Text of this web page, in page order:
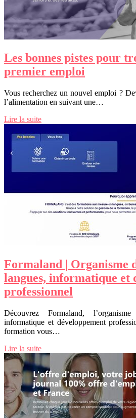
Les bonnes pistes pour
premier emploi
Vous recherchez un nouvel emploi ?
l’alimentation en suivant une…
Lire la suite
Formaland | Organisme
langues, infor­mati­que et
profes­sion­nel
Découvrez Formaland,
informatique et développement
formation vous…
Lire la suite